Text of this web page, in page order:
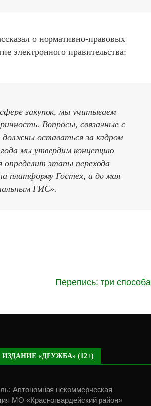
о нормативно-правовых
электронного правительства:
закупок, мы учитываем
Вопросы, связанные с
оставаться за кадром
мы утвердим концепцию
этапы перехода
платформу Гостех, а до мая
ГИС».
Перепись: три способа
«ДРУЖБА» (12+)
Автономная некоммерческая
МО «Красногвардейский район»